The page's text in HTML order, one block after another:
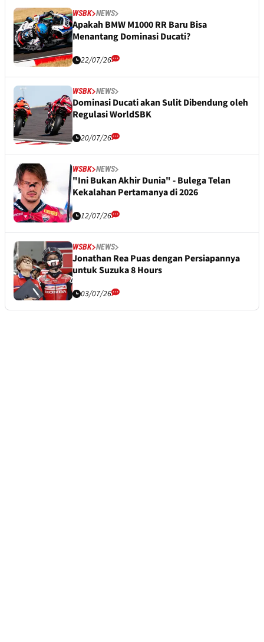
WSBK NEWS
Apakah BMW M1000 RR Baru Bisa
Menantang Dominasi Ducati?
22/07/26
WSBK NEWS
Dominasi Ducati akan Sulit Dibendung oleh
Regulasi WorldSBK
20/07/26
WSBK NEWS
"Ini Bukan Akhir Dunia" - Bulega Telan
Kekalahan Pertamanya di 2026
12/07/26
WSBK NEWS
Jonathan Rea Puas dengan Persiapannya
untuk Suzuka 8 Hours
03/07/26